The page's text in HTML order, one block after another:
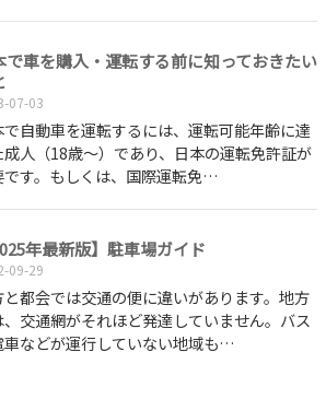
で車を購入・運転する前に知っておきたい
07-03
で自動車を運転するには、運転可能年齢に達
成人（18歳～）であり、日本の運転免許証が
です。もしくは、国際運転免…
年最新版】駐車場ガイド
09-29
と都会では交通の便に違いがあります。地方
、交通網がそれほど発達していません。バス
車などが運行していない地域も…